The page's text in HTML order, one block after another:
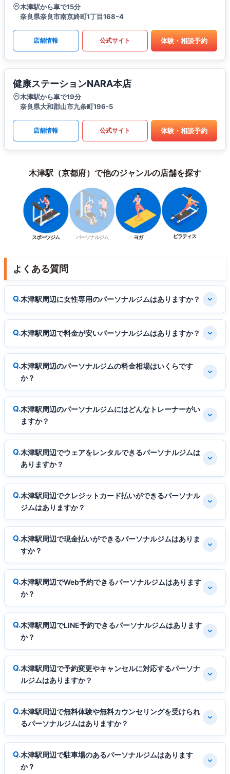
木津駅から車で15分
奈良県奈良市南京終町1丁目168ｰ4
店舗情報 公式サイト 体験・相談予約
健康ステーションNARA本店
木津駅から車で19分
奈良県大和郡山市九条町196-5
店舗情報 公式サイト 体験・相談予約
木津駅（京都府）で他のジャンルの店舗を探す
スポーツジム パーソナルジム ヨガ ピラティス
よくある質問
木津駅周辺に女性専用のパーソナルジムはありますか？
木津駅周辺で料金が安いパーソナルジムはありますか？
木津駅周辺のパーソナルジムの料金相場はいくらです
か？
木津駅周辺のパーソナルジムにはどんなトレーナーがい
ますか？
木津駅周辺でウェアをレンタルできるパーソナルジムは
ありますか？
木津駅周辺でクレジットカード払いができるパーソナル
ジムはありますか？
木津駅周辺で現金払いができるパーソナルジムはありま
すか？
木津駅周辺でWeb予約できるパーソナルジムはあります
か？
木津駅周辺でLINE予約できるパーソナルジムはあります
か？
木津駅周辺で予約変更やキャンセルに対応するパーソナ
ルジムはありますか？
木津駅周辺で無料体験や無料カウンセリングを受けられ
るパーソナルジムはありますか？
木津駅周辺で駐車場のあるパーソナルジムはあります
か？